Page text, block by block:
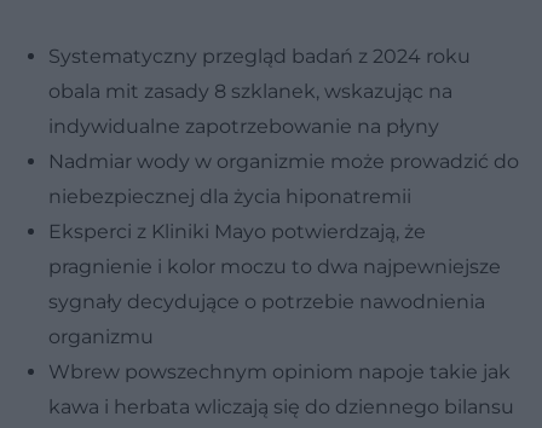
Systematyczny przegląd badań z 2024 roku
obala mit zasady 8 szklanek, wskazując na
indywidualne zapotrzebowanie na płyny
Nadmiar wody w organizmie może prowadzić do
niebezpiecznej dla życia hiponatremii
Eksperci z Kliniki Mayo potwierdzają, że
pragnienie i kolor moczu to dwa najpewniejsze
sygnały decydujące o potrzebie nawodnienia
organizmu
Wbrew powszechnym opiniom napoje takie jak
kawa i herbata wliczają się do dziennego bilansu